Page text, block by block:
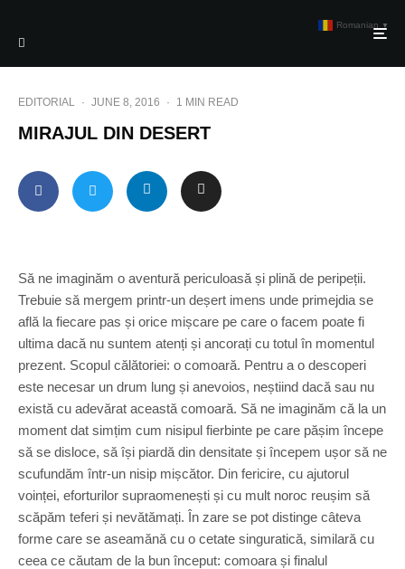
EDITORIAL · JUNE 8, 2016 · 1 MIN READ
MIRAJUL DIN DESERT
Să ne imaginăm o aventură periculoasă și plină de peripeții.
Trebuie să mergem printr-un deșert imens unde primejdia se
află la fiecare pas și orice mișcare pe care o facem poate fi
ultima dacă nu suntem atenți și ancorați cu totul în momentul
prezent. Scopul călătoriei: o comoară. Pentru a o descoperi
este necesar un drum lung și anevoios, neștiind dacă sau nu
există cu adevărat această comoară. Să ne imaginăm că la un
moment dat simțim cum nisipul fierbinte pe care pășim începe
să se disloce, să își piardă din densitate și începem ușor să ne
scufundăm într-un nisip mișcător. Din fericire, cu ajutorul
voinței, eforturilor supraomenești și cu mult noroc reușim să
scăpăm teferi și nevătămați. În zare se pot distinge câteva
forme care se aseamănă cu o cetate singuratică, similară cu
ceea ce căutam de la bun început: comoara și finalul
Romanian ▼